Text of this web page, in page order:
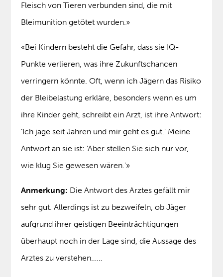
Fleisch von Tieren verbunden sind, die mit
Bleimunition getötet wurden.»
«Bei Kindern besteht die Gefahr, dass sie IQ-
Punkte verlieren, was ihre Zukunftschancen
verringern könnte. Oft, wenn ich Jägern das Risiko
der Bleibelastung erkläre, besonders wenn es um
ihre Kinder geht, schreibt ein Arzt, ist ihre Antwort:
‘Ich jage seit Jahren und mir geht es gut.’ Meine
Antwort an sie ist: ‘Aber stellen Sie sich nur vor,
wie klug Sie gewesen wären.’»
Anmerkung: Die Antwort des Arztes gefällt mir
sehr gut. Allerdings ist zu bezweifeln, ob Jäger
aufgrund ihrer geistigen Beeinträchtigungen
überhaupt noch in der Lage sind, die Aussage des
Arztes zu verstehen……